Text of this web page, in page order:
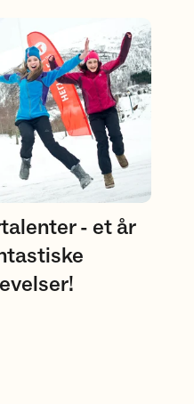
- et år fylt med fantastiske
- et år